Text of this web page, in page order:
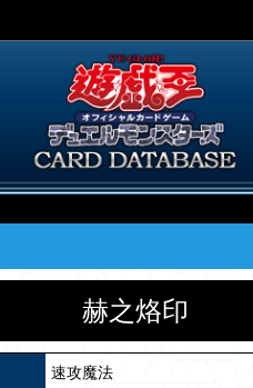
赫之烙印
速攻魔法